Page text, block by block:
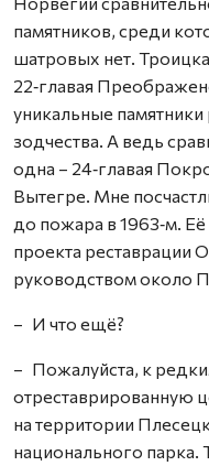
памятников, среди
шатровых нет.
22‑главая
уникальные
зодчества. А ведь
одна – 24‑главая
Вытегре. Мне
до пожара в 1963‑м.
проекта реставрации
руководством около
– И что ещё?
– Пожалуйста, к
отреставрированную
на территории
национального парка.